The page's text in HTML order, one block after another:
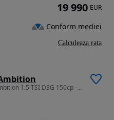
1498 cm3 • 150 CP • Skoda Karoq Ambition 1.5 TSI DSG 150cp - 2020- TVA deductibil
19 990 EUR
Conform mediei
Calculeaza rata